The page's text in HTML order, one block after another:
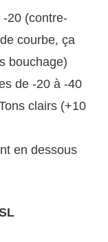
20 (contre-
courbe, ça
bouchage)
de -20 à -40
clairs (+10
en dessous